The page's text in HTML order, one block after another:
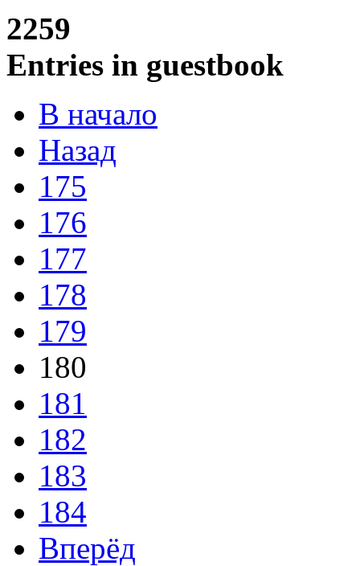
2259
Entries in guestbook
В начало
Назад
175
176
177
178
179
180
181
182
183
184
Вперёд